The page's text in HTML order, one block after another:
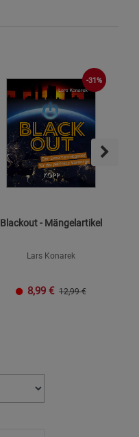
-31%
Blackout - Mängelartikel
Lars Konarek
8,99 € 12,99 €